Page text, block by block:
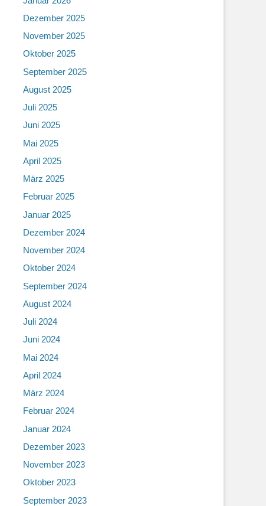
Dezember 2025
November 2025
Oktober 2025
September 2025
August 2025
Juli 2025
Juni 2025
Mai 2025
April 2025
März 2025
Februar 2025
Januar 2025
Dezember 2024
November 2024
Oktober 2024
September 2024
August 2024
Juli 2024
Juni 2024
Mai 2024
April 2024
März 2024
Februar 2024
Januar 2024
Dezember 2023
November 2023
Oktober 2023
September 2023